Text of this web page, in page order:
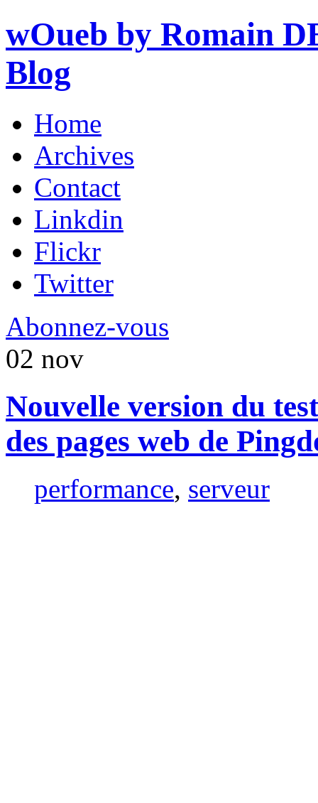
wOueb by Romain
Blog
Home
Archives
Contact
Linkdin
Flickr
Twitter
Abonnez-vous
02 nov
Nouvelle version du
des pages web de
performance, serveur